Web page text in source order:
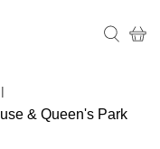
& Queen's Park